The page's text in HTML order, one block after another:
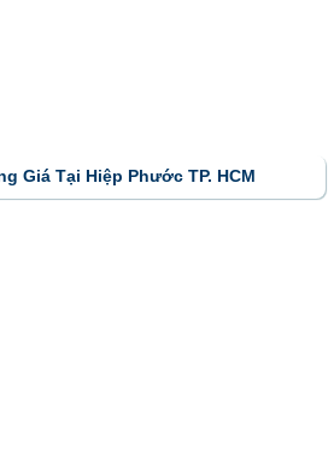
Giá Tại Hiệp Phước TP. HCM